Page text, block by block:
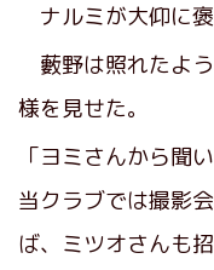
ナルミが大仰に褒
藪野は照れたよ
様を見せた。
「ヨミさんから聞
当クラブでは撮影
ば、ミツオさんも